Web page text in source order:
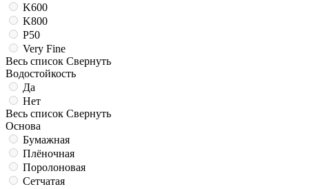
K600
K800
P50
Very Fine
Весь список Свернуть
Водостойкость
Да
Нет
Весь список Свернуть
Основа
Бумажная
Плёночная
Поролоновая
Сетчатая